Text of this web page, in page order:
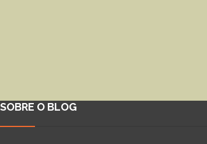
SOBRE O BLOG